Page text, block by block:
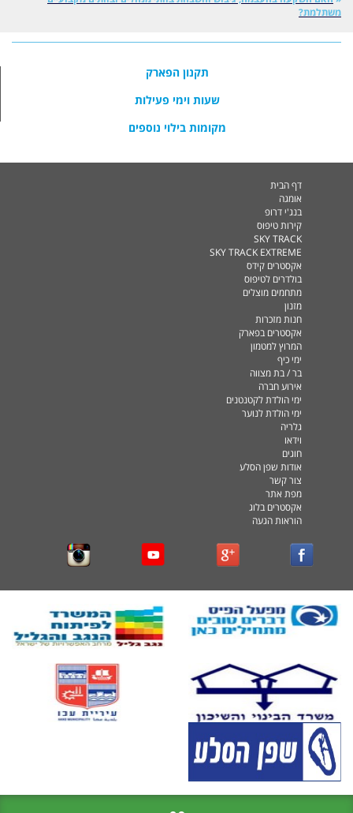
משתלמת?
תקנון הפארק
שעות וימי פעילות
מקומות בילוי נוספים
דף הבית
אומגה
בנג'י דרופ
קירות טיפוס
SKY TRACK
SKY TRACK EXTREME
אקסטרים קידס
בולדרים לטיפוס
מתחמים מוצלים
מזנון
חנות מזכרות
אקסטרים בפארק
המרוץ למטמון
ימי כיף
בר / בת מצווה
אירוע חברה
ימי הולדת לקטנטנים
ימי הולדת לנוער
גלריה
וידאו
חוגים
אודות שפן הסלע
צור קשר
מפת אתר
אקסטרים בלוג
הוראות הגעה